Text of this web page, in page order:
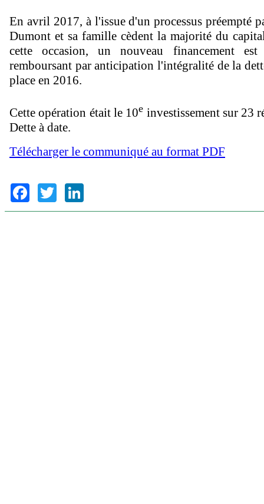
En avril 2017, à l'issue d'un processus préempté
Dumont et sa famille cèdent la majorité du
cette occasion, un nouveau financement
remboursant par anticipation l'intégralité de la
place en 2016.
Cette opération était le 10e investissement sur 23
Dette à date.
Télécharger le communiqué au format PDF
FacebookTwitter